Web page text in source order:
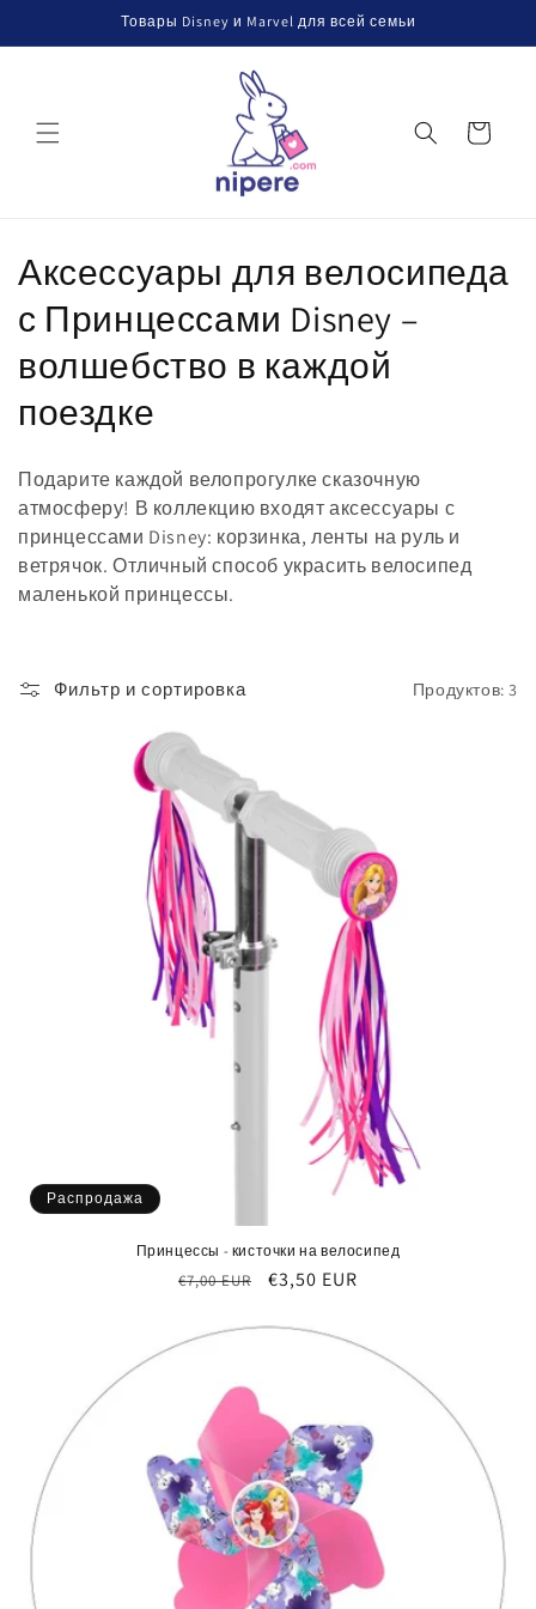
контенту
Товары Disney и Marvel для всей семьи
Корзина
К
о
л
л
к
ц
и
:
Аксессуары для велосипеда
с Принцессами Disney –
волшебство в каждой
поездке
Подарите каждой велопрогулке сказочную
атмосферу! В коллекцию входят аксессуары с
принцессами Disney: корзинка, ленты на руль и
ветрячок. Отличный способ украсить велосипед
маленькой принцессы.
Фильтр и сортировка Продуктов: 3
Распродажа
Принцессы - кисточки на велосипед
Обычная
€7,00 EUR
Цена
скидкой
€3,50 EUR